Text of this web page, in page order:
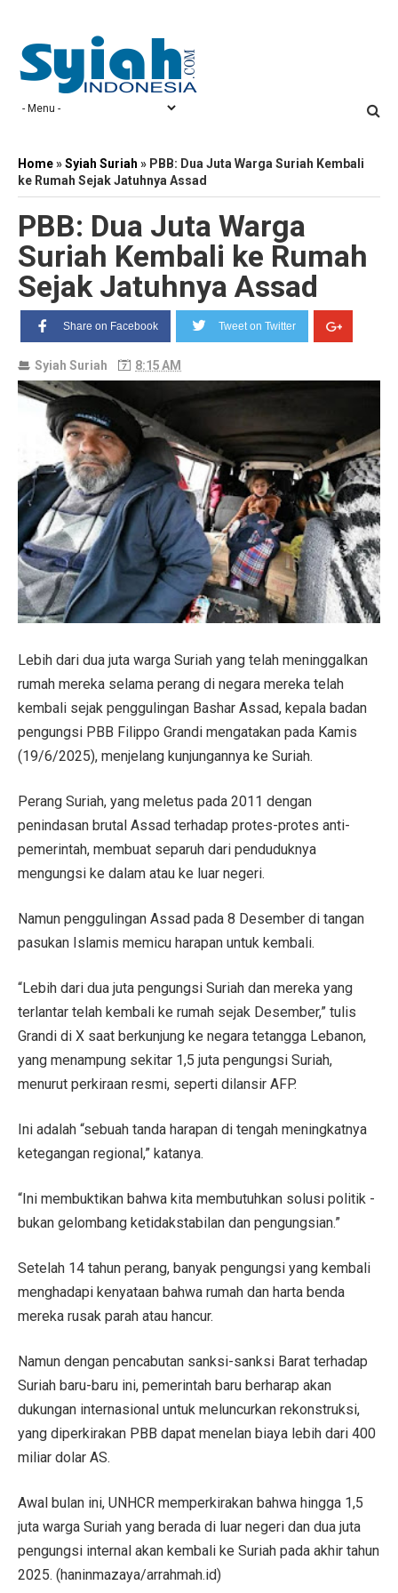
Home»Syiah Suriah » PBB: Dua Juta Warga Suriah Kembali
ke Rumah Sejak Jatuhnya Assad
PBB: Dua Juta Warga
Suriah Kembali ke Rumah
Sejak Jatuhnya Assad
Share on Facebook Tweet on Twitter
Syiah Suriah 8:15 AM
Lebih dari dua juta warga Suriah yang telah meninggalkan
rumah mereka selama perang di negara mereka telah
kembali sejak penggulingan Bashar Assad, kepala badan
pengungsi PBB Filippo Grandi mengatakan pada Kamis
(19/6/2025), menjelang kunjungannya ke Suriah.
Perang Suriah, yang meletus pada 2011 dengan
penindasan brutal Assad terhadap protes-protes anti-
pemerintah, membuat separuh dari penduduknya
mengungsi ke dalam atau ke luar negeri.
Namun penggulingan Assad pada 8 Desember di tangan
pasukan Islamis memicu harapan untuk kembali.
“Lebih dari dua juta pengungsi Suriah dan mereka yang
terlantar telah kembali ke rumah sejak Desember,” tulis
Grandi di X saat berkunjung ke negara tetangga Lebanon,
yang menampung sekitar 1,5 juta pengungsi Suriah,
menurut perkiraan resmi, seperti dilansir AFP.
Ini adalah “sebuah tanda harapan di tengah meningkatnya
ketegangan regional,” katanya.
“Ini membuktikan bahwa kita membutuhkan solusi politik -
bukan gelombang ketidakstabilan dan pengungsian.”
Setelah 14 tahun perang, banyak pengungsi yang kembali
menghadapi kenyataan bahwa rumah dan harta benda
mereka rusak parah atau hancur.
Namun dengan pencabutan sanksi-sanksi Barat terhadap
Suriah baru-baru ini, pemerintah baru berharap akan
dukungan internasional untuk meluncurkan rekonstruksi,
yang diperkirakan PBB dapat menelan biaya lebih dari 400
miliar dolar AS.
Awal bulan ini, UNHCR memperkirakan bahwa hingga 1,5
juta warga Suriah yang berada di luar negeri dan dua juta
pengungsi internal akan kembali ke Suriah pada akhir tahun
2025. (haninmazaya/arrahmah.id)